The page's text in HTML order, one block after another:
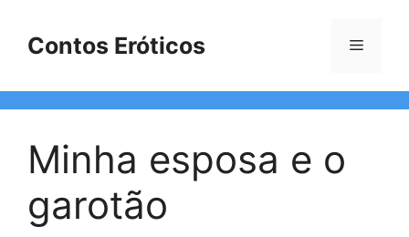
Contos Eróticos Menu
Minha esposa e o
garotão